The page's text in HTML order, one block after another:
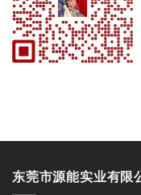
东莞市源能实业有限